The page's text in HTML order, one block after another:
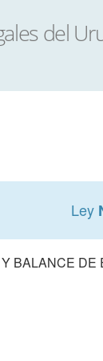
Ley
BALANCE